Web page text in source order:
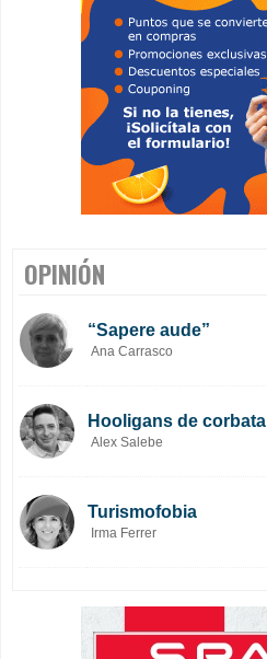
OPINIÓN
“Sapere aude”
Ana Carrasco
Hooligans de corbata
Alex Salebe
Turismofobia
Irma Ferrer